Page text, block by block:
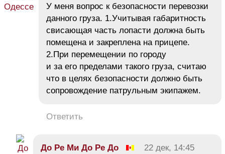
У меня вопрос к безопасности перевозки
данного груза. 1.Учитывая габаритность
свисающая часть лопасти должна быть
помещена и закреплена на прицепе.
2.При перемещении по городу
и за его пределами такого груза, считаю
что в целях безопасности должно быть
сопровождение патрульным экипажем.
Ответить
До Ре Ми До Ре До
22 дек, 14:45